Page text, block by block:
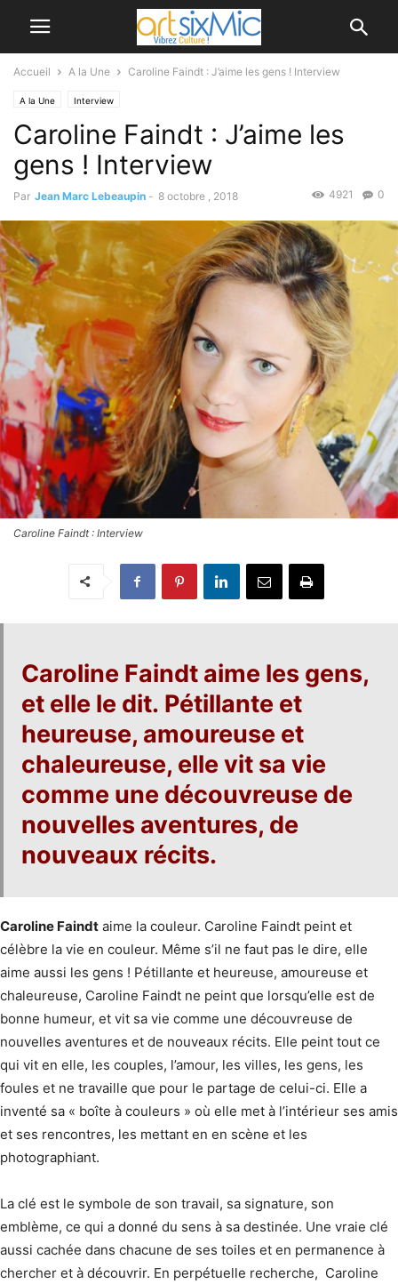
Accueil A la Une Caroline Faindt : J’aime les gens ! Interview
A la Une Interview
Caroline Faindt : J’aime les
gens ! Interview
Par Jean Marc Lebeaupin - 8 octobre , 2018 0
4921
Caroline Faindt : Interview
Caroline Faindt aime les gens,
et elle le dit. Pétillante et
heureuse, amoureuse et
chaleureuse, elle vit sa vie
comme une découvreuse de
nouvelles aventures, de
nouveaux récits.
Caroline Faindt aime la couleur. Caroline Faindt peint et
célèbre la vie en couleur. Même s’il ne faut pas le dire, elle
aime aussi les gens ! Pétillante et heureuse, amoureuse et
chaleureuse, Caroline Faindt ne peint que lorsqu’elle est de
bonne humeur, et vit sa vie comme une découvreuse de
nouvelles aventures et de nouveaux récits. Elle peint tout ce
qui vit en elle, les couples, l’amour, les villes, les gens, les
foules et ne travaille que pour le partage de celui-ci. Elle a
inventé sa « boîte à couleurs » où elle met à l’intérieur ses amis
et ses rencontres, les mettant en en scène et les
photographiant.
La clé est le symbole de son travail, sa signature, son
emblème, ce qui a donné du sens à sa destinée. Une vraie clé
aussi cachée dans chacune de ses toiles et en permanence à
chercher et à découvrir. En perpétuelle recherche, Caroline